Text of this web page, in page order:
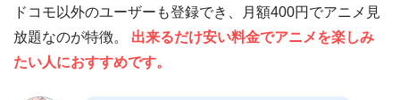
ドコモ以外のユーザーも登録でき、月額400円でアニメ見
放題なのが特徴。 出来るだけ安い料金でアニメを楽しみ
たい人におすすめです。